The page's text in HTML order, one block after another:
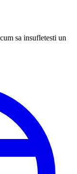
sa insufletesti un